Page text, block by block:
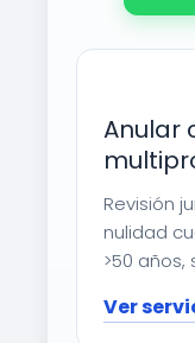
Anular
Revisión
nulidad
>50
Ver